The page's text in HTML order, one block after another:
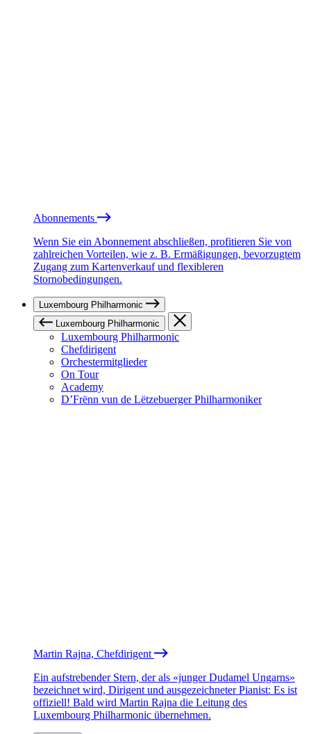
Abonnements
Wenn Sie ein Abonnement abschließen, profitieren Sie von
zahlreichen Vorteilen, wie z. B. Ermäßigungen, bevorzugtem
Zugang zum Kartenverkauf und flexibleren
Stornobedingungen.
Luxembourg Philharmonic
Luxembourg Philharmonic
Luxembourg Philharmonic
Chefdirigent
Orchestermitglieder
On Tour
Academy
D’Frënn vun de Lëtzebuerger Philharmoniker
Martin Rajna, Chefdirigent
Ein aufstrebender Stern, der als «junger Dudamel Ungarns»
bezeichnet wird, Dirigent und ausgezeichneter Pianist: Es ist
offiziell! Bald wird Martin Rajna die Leitung des
Luxembourg Philharmonic übernehmen.